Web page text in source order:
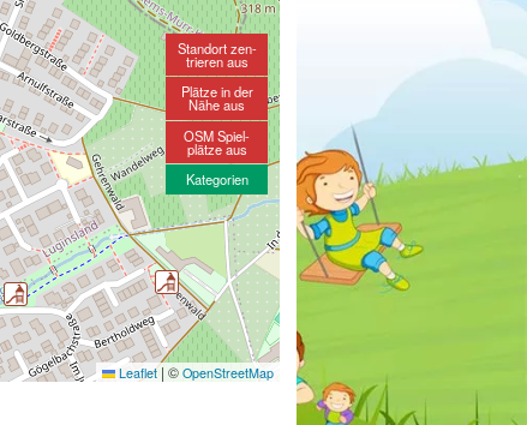
Leaflet | © OpenStreetMap
Standort zen-
trieren aus
Plätze in der
Nähe aus
OSM Spiel-
plätze aus
Kategorien